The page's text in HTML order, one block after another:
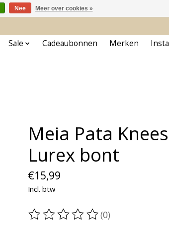
Sale Cadeaubonnen Merken
Meia Pata
Lurex bont
€15,99
Incl. btw
De beoordeling van dit product is
(0)
Nee Meer over cookies »